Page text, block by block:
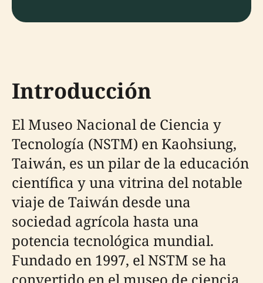
Introducción
El Museo Nacional de Ciencia y
Tecnología (NSTM) en Kaohsiung,
Taiwán, es un pilar de la educación
científica y una vitrina del notable
viaje de Taiwán desde una
sociedad agrícola hasta una
potencia tecnológica mundial.
Fundado en 1997, el NSTM se ha
convertido en el museo de ciencia